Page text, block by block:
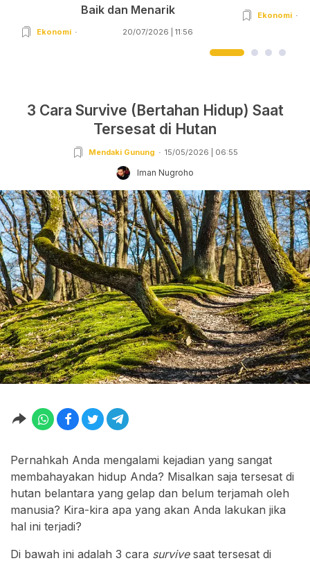
Baik dan Menarik
Ekonomi 20/07/2026 | 11:56
Ekonomi
3 Cara Survive (Bertahan Hidup) Saat
Tersesat di Hutan
Mendaki Gunung 15/05/2026 | 06:55
Iman Nugroho
Pernahkah Anda mengalami kejadian yang sangat
membahayakan hidup Anda? Misalkan saja tersesat di
hutan belantara yang gelap dan belum terjamah oleh
manusia? Kira-kira apa yang akan Anda lakukan jika
hal ini terjadi?
Di bawah ini adalah 3 cara survivesaat tersesat di